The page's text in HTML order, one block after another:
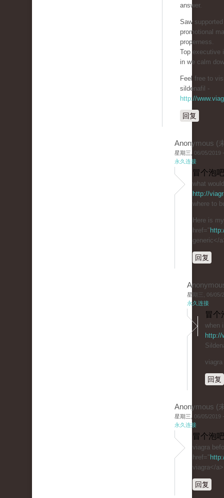
answer.
Saw
promotional
properness.
Top executive
in we calm
Feel free to
sildenafil -
http://
回复
Anonymous (
星期三, 06/05/2019
永久连接
冒个泡
what
http://
where to
Here is
href="
generic</
回复
星期三, 06/05/
永久连接
冒个
when
http://
回复
Anonymous (
星期三, 06/05/2019
永久连接
冒个泡
viagra
href="
viagra</
回复